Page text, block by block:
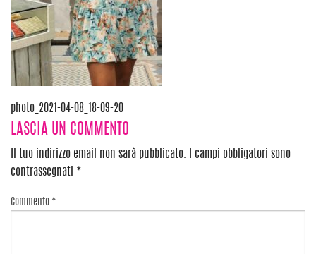
Navigazione
articoli
photo_2021-04-08_18-09-20
LASCIA UN COMMENTO
Il tuo indirizzo email non sarà pubblicato.
I campi obbligatori sono
contrassegnati *
Commento *